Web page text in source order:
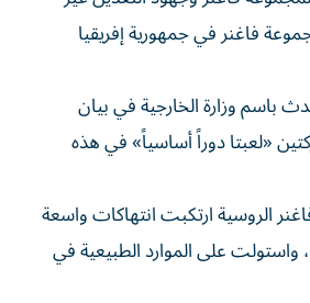
فاغنر في جمهورية إفريقيا
باسم وزارة الخارجية في بيان
«لعبتا دوراً أساسياً» في هذه
الروسية ارتكبت انتهاكات واسعة
واستولت على الموارد الطبيعية في